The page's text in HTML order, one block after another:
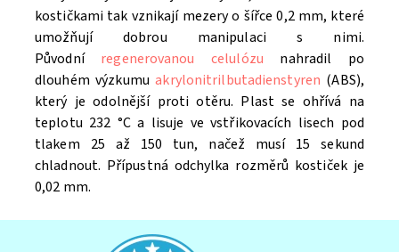
kostičkami tak vznikají mezery o šířce 0,2 mm, které
umožňují dobrou manipulaci s nimi.
Původní regenerovanou celulózu nahradil po
dlouhém výzkumuakrylonitrilbutadienstyren (ABS),
který je odolnější proti otěru. Plast se ohřívá na
teplotu 232 °C a lisuje ve vstřikovacích lisech pod
tlakem 25 až 150 tun, načež musí 15 sekund
chladnout. Přípustná odchylka rozměrů kostiček je
0,02 mm.